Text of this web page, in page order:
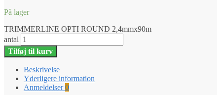
På lager
TRIMMERLINE OPTI ROUND 2,4mmx90m
antal
Tilføj til kurv
Beskrivelse
Yderligere information
Anmeldelser0